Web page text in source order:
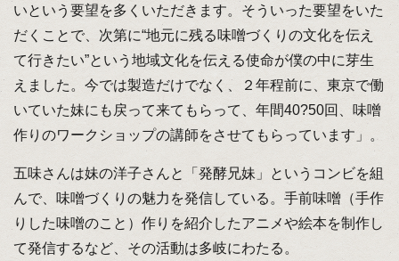
いという要望を多くいただきます。そういった要望をいた
だくことで、次第に“地元に残る味噌づくりの文化を伝え
て行きたい”という地域文化を伝える使命が僕の中に芽生
えました。今では製造だけでなく、２年程前に、東京で働
いていた妹にも戻って来てもらって、年間40?50回、味噌
作りのワークショップの講師をさせてもらっています」。
五味さんは妹の洋子さんと「発酵兄妹」というコンビを組
んで、味噌づくりの魅力を発信している。手前味噌（手作
りした味噌のこと）作りを紹介したアニメや絵本を制作し
て発信するなど、その活動は多岐にわたる。